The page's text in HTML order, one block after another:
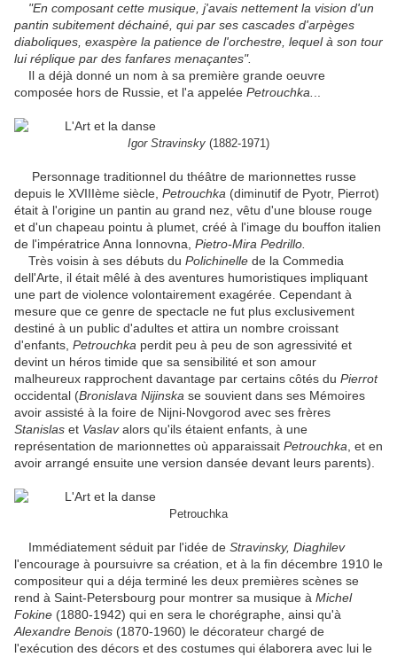
"En composant cette musique, j'avais nettement la vision d'un
pantin subitement déchainé, qui par ses cascades d'arpèges
diaboliques, exaspère la patience de l'orchestre, lequel à son tour
lui réplique par des fanfares menaçantes".
Il a déjà donné un nom à sa première grande oeuvre
composée hors de Russie, et l'a appelée Petrouchka.
Igor Stravinsky (1882-1971)
Personnage traditionnel du théâtre de marionnettes russe
depuis le XVIIIème siècle, Petrouchka (diminutif de Pyotr, Pierrot)
était à l'origine un pantin au grand nez, vêtu d'une blouse rouge
et d'un chapeau pointu à plumet, créé à l'image du bouffon italien
de l'impératrice Anna Ionnovna, Pietro-Mira Pedrillo.
Très voisin à ses débuts du Polichinelle de la Commedia
dell'Arte, il était mêlé à des aventures humoristiques impliquant
une part de violence volontairement exagérée. Cependant à
mesure que ce genre de spectacle ne fut plus exclusivement
destiné à un public d'adultes et attira un nombre croissant
d'enfants, Petrouchka perdit peu à peu de son agressivité et
devint un héros timide que sa sensibilité et son amour
malheureux rapprochent davantage par certains côtés du Pierrot
occidental (Bronislava Nijinska se souvient dans ses Mémoires
avoir assisté à la foire de Nijni-Novgorod avec ses frères
Stanislas et Vaslavalors qu'ils étaient enfants, à une
représentation de marionnettes où apparaissait Petrouchka , et en
avoir arrangé ensuite une version dansée devant leurs parents).
Petrouchka
Immédiatement séduit par l'idée de Stravinsky, Diaghilev
l'encourage à poursuivre sa création, et à la fin décembre 1910 le
compositeur qui a déja terminé les deux premières scènes se
rend à Saint-Petersbourg pour montrer sa musique à Michel
Fokine (1880-1942) qui en sera le chorégraphe, ainsi qu'à
Alexandre Benois (1870-1960) le décorateur chargé de
l'exécution des décors et des costumes qui élaborera avec lui le